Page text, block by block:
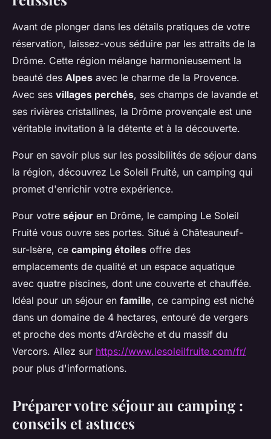
Avant de plonger dans les détails pratiques de votre
réservation, laissez-vous séduire par les attraits de la
Drôme. Cette région mélange harmonieusement la
beauté des Alpes avec le charme de la Provence.
Avec ses villages perchés, ses champs de lavande et
ses rivières cristallines, la Drôme provençale est une
véritable invitation à la détente et à la découverte.
Pour en savoir plus sur les possibilités de séjour dans
la région, découvrez Le Soleil Fruité, un camping qui
promet d'enrichir votre expérience.
Pour votre séjour en Drôme, le camping Le Soleil
Fruité vous ouvre ses portes. Situé à Châteauneuf-
sur-Isère, ce camping étoiles offre des
emplacements de qualité et un espace aquatique
avec quatre piscines, dont une couverte et chauffée.
Idéal pour un séjour en famille, ce camping est niché
dans un domaine de 4 hectares, entouré de vergers
et proche des monts d’Ardèche et du massif du
Vercors. Allez sur https://www.lesoleilfruite.com/fr/
pour plus d'informations.
Préparer votre séjour au camping :
conseils et astuces